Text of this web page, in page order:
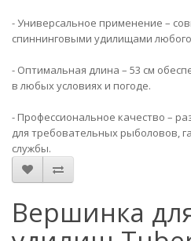
- Универсальное применение –
спиннинговыми удилищами
- Оптимальная длина – 53 см
в любых условиях и погоде.
- Профессиональное качество –
для требовательных рыболовов,
службы.
Вершинка